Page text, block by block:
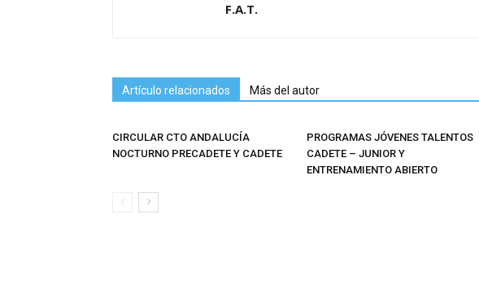
F.A.T.
Artículo relacionados Más del autor
CIRCULAR CTO ANDALUCÍA
NOCTURNO PRECADETE Y CADETE
PROGRAMAS JÓVENES TALENTOS
CADETE – JUNIOR Y
ENTRENAMIENTO ABIERTO